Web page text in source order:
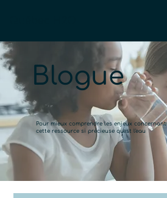
Blogue
Pour mieux comprendre les enjeux concernant
cette ressource si précieuse qu'est l'eau